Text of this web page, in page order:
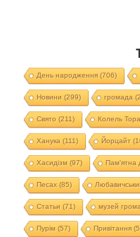
День народження(706)
Новини (299) громада
Свято (211) Колель Тора
Ханука (111) Йорцайт
Хасидізм (97) Пам'ятна
Песах(85)
Статьи (71) музей
Пурім (57) Привітання